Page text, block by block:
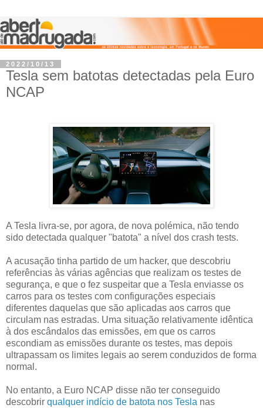
2022/10/13
Tesla sem batotas detectadas pela Euro
NCAP
A Tesla livra-se, por agora, de nova polémica, não tendo
sido detectada qualquer "batota" a nível dos crash tests.
A acusação tinha partido de um hacker, que descobriu
referências às várias agências que realizam os testes de
segurança, e que o fez suspeitar que a Tesla enviasse os
carros para os testes com configurações especiais
diferentes daquelas que são aplicadas aos carros que
circulam nas estradas. Uma situação relativamente idêntica
à dos escândalos das emissões, em que os carros
escondiam as emissões durante os testes, mas depois
ultrapassam os limites legais ao serem conduzidos de forma
normal.
No entanto, a Euro NCAP disse não ter conseguido
descobrir qualquer indício de batota nos Tesla nas